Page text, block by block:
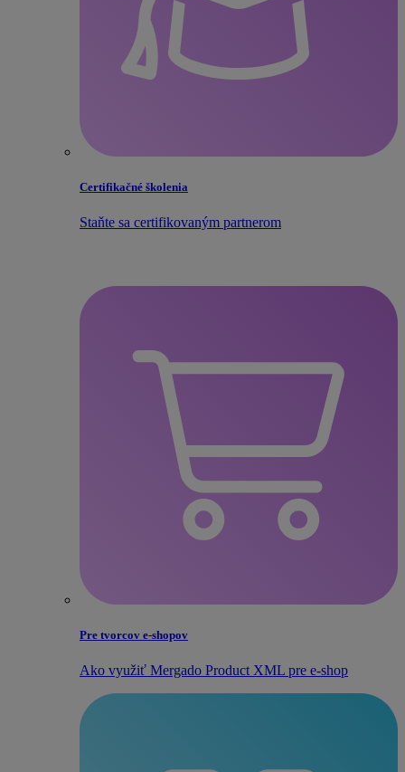
Certifikačné školenia
Staňte sa certifikovaným partnerom
Pre tvorcov e‑shopov
Ako využiť Mergado Product XML pre e‑shop